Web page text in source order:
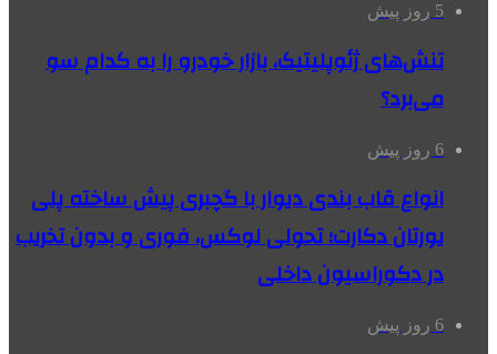
5 روز پیش
تنش‌های ژئوپلیتیک، بازار خودرو را به کدام سو
می‌برد؟
6 روز پیش
انواع قاب بندی دیوار با گچبری پیش ساخته پلی
یورتان دکارت؛ تحولی لوکس، فوری و بدون تخریب
در دکوراسیون داخلی
6 روز پیش